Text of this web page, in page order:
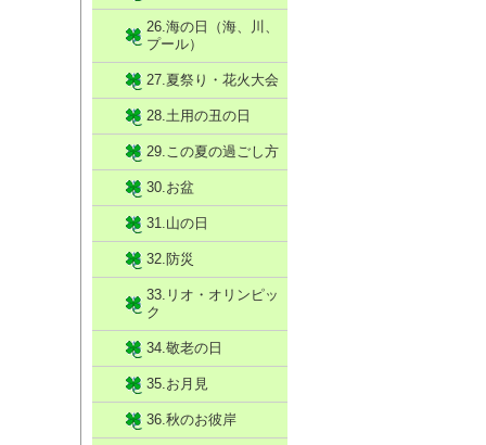
26.海の日（海、川、
プール）
27.夏祭り・花火大会
28.土用の丑の日
29.この夏の過ごし方
30.お盆
31.山の日
32.防災
33.リオ・オリンピッ
ク
34.敬老の日
35.お月見
36.秋のお彼岸